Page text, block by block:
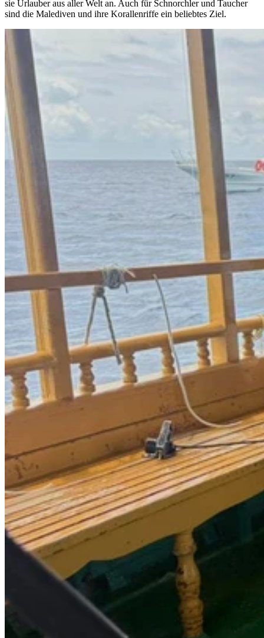
sie Urlauber aus aller Welt an. Auch für Schnorchler und Taucher
sind die Malediven und ihre Korallenriffe ein beliebtes Ziel.